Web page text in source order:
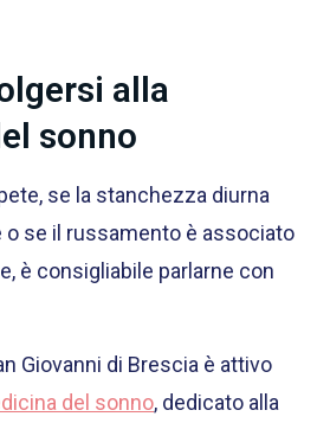
alla
sonno
se la stanchezza diurna
se il russamento è associato
è consigliabile parlarne con
Giovanni di Brescia è attivo
del sonno, dedicato alla